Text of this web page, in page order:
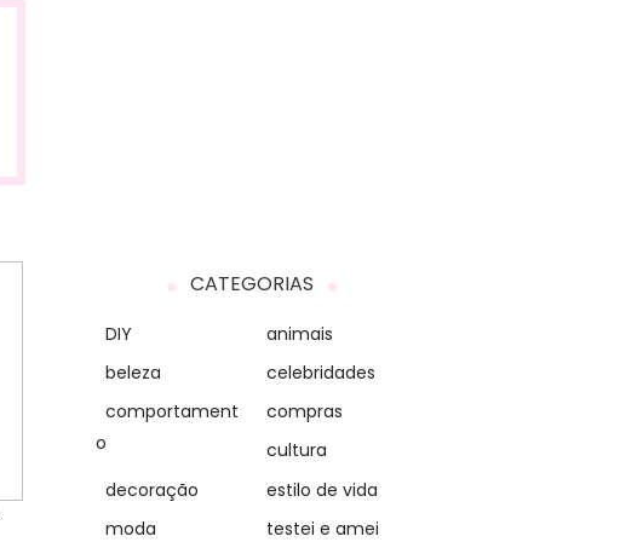
CATEGORIAS
DIY
animais
beleza
celebridades
comportament
o
compras
cultura
decoração
estilo de vida
moda
testei e amei